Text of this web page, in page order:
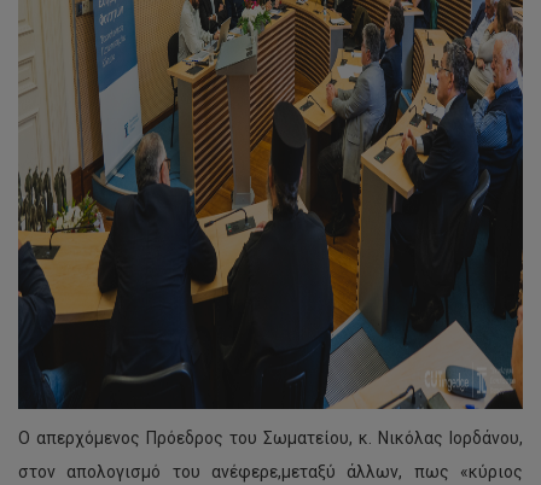
Ο απερχόμενος Πρόεδρος του Σωματείου, κ. Νικόλας Ιορδάνου,
στον απολογισμό του ανέφερε,μεταξύ άλλων, πως «κύριος